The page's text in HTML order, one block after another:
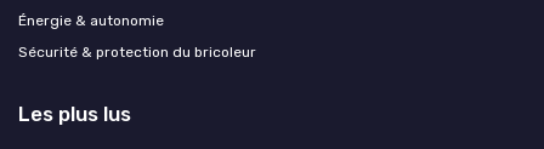
Énergie & autonomie
Sécurité & protection du bricoleur
Les plus lus